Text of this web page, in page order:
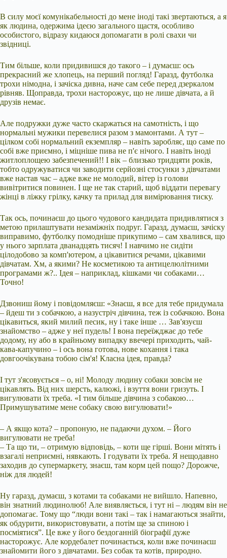
В силу моєї комунікабельності до мене іноді такі звертаються, а я
як людина, одержима ідеєю загального щастя, особливо
особистого, відразу кидаюся допомагати в ролі свахи чи
звідниці.
Тим більше, коли придивишся до такого – і думаєш: ось
прекрасний же хлопець, на перший погляд! Гаразд, футболка
трохи німодна, і зачіска дивна, наче сам себе перед дзеркалом
рівняв. Щоправда, трохи насторожує, що не лише дівчата, а й
друзів немає.
Але подружки дуже часто скаржаться на самотність, і що
нормальні мужики перевелися разом з мамонтами. А тут –
цілком собі нормальний екземпляр – навіть заробляє, що саме по
собі вже приємно, і міцніше пива не п'є нічого. І навіть іноді
житлоплощею забезпечений!! І вік – близько тридцяти років,
тобто одружуватися чи заводити серйозні стосунки з дівчатами
вже настав час – адже вже не молодий, вітер із голови
вивітритися повинен. І ще не так старий, щоб віддати перевагу
жінці в ліжку грілку, качку та прилад для вимірювання тиску.
Так ось, починаєш до цього чудового кандидата придивлятися з
метою прилаштувати незаміжніх подруг. Гаразд, думаєш, зачіску
виправимо, футболку помодніше прикупимо – сам хвалився, що
у нього зарплата дванадцять тисяч! І навчимо не сидіти
цілодобово за комп'ютером, а цікавитися речами, цікавими
дівчатам. Хм, а якими? Не косметикою та антицелюлітними
програмами ж?.. Ідея – наприклад, кішками чи собаками…
Точно!
Дзвониш йому і повідомляєш: «Знаєш, я все для тебе придумала
– йдеш ти з собачкою, а назустріч дівчина, теж із собачкою. Вона
цікавиться, який милий песик, ну і таке інше … Зав'язуєш
знайомство – адже у неї пудель! І вона переїжджає до тебе
додому, ну або в крайньому випадку ввечері приходить, чай-
кава-капучино – і ось вона готова, нове кохання і така
довгоочікувана тобою сім'я! Класна ідея, правда?
І тут з'ясовується – о, ні! Молоду людину собаки зовсім не
цікавлять. Від них шерсть, калюжі, і взуття вони гризуть. І
вигулювати їх треба. «І тим більше дівчина з собакою…
Примушуватиме мене собаку свою вигулювати!»
– А якщо кота? – пропоную, не падаючи духом. – Його
вигулювати не треба!
– Та що ти, – отримую відповідь, – коти ще гірші. Вони мітять і
взагалі неприємні, нявкають. І годувати їх треба. Я нещодавно
заходив до супермаркету, знаєш, там корм цей пощо? Дорожче,
ніж для людей!
Ну гаразд, думаєш, з котами та собаками не вийшло. Напевно,
він знатний людинолюб! Але виявляється, і тут ні – людям він не
допомагає. Тому що “люди вони такі – так і намагаються знайти,
як обдурити, використовувати, а потім ще за спиною і
посміятися”. Це вже у його бездоганній біографії дуже
насторожує. Але кордебалет починається, коли вже починаєш
знайомити його з дівчатами. Без собак та котів, природно.